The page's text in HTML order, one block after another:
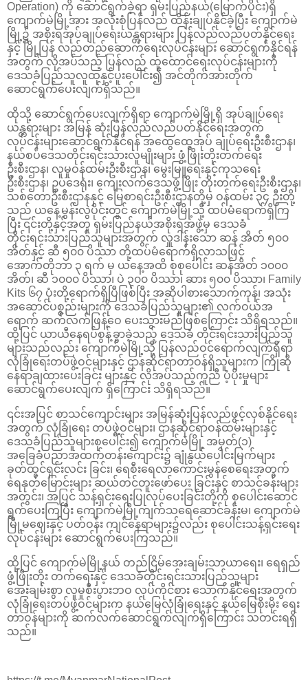
Operation) ကို ဆောင်ရွက်ခဲ့ရာ ရှမ်းပြည်နယ်(မြောက်ပိုင်း)ရှိ
ကျောက်မဲမြို့အား အလုံးစုံပြန်လည် ထိန်းချုပ်နိုင်ခဲ့ပြီး ကျောက်မဲ
မြို့၌ အစိုးရအုပ်ချုပ်ရေးယန္တရားများ ပြန်လည်လည်ပတ်နိုင်ရေး
နှင့် မြို့ပြန် လည်တည်ဆောက်ရေးလုပ်ငန်းများ ဆောင်ရွက်နိုင်ရန်
အတွက် လိုအပ်သည့် ပြန်လည် ထူထောင်ရေးလုပ်ငန်းများကို
ဒေသခံပြည်သူလူထုနှင့်ပူးပေါင်း၍ အင်တိုက်အားတိုက်
ဆောင်ရွက်ပေးလျက်ရှိသည်။
ထိုသို့ ဆောင်ရွက်ပေးလျက်ရှိရာ ကျောက်မဲမြို့ရှိ အုပ်ချုပ်ရေး
ယန္တရားများ အမြန် ဆုံးပြန်လည်လည်ပတ်နိုင်ရေးအတွက်
လုပ်ငန်းများဆောင်ရွက်နိုင်ရန် အထွေထွေအုပ် ချုပ်ရေးဦးစီးဌာန၊
နယ်စပ်ဒေသတိုင်းရင်းသားလူမျိုးများ ဖွံ့ဖြိုးတိုးတက်ရေး
ဦးစီးဌာန၊ လူမှုဝန်ထမ်းဦးစီးဌာန၊ မွေးမြူရေးနှင့်ကုသရေး
ဦးစီးဌာန၊ ဥပဒေရုံး၊ ကျေးလက်ဒေသဖွံ့ဖြိုး တိုးတက်ရေးဦးစီးဌာန၊
သစ်တောဦးစီးဌာနနှင့် မြေစာရင်းဦးစီးဌာနတို့မှ ဝန်ထမ်း ၃၄ ဦးတို့
သည် ယနေ့မွန်းလွဲပိုင်းတွင် ကျောက်မဲမြို့သို့ ထပ်မံရောက်ရှိကြ
ပြီး ၎င်းတို့နှင့်အတူ ရှမ်းပြည်နယ်အစိုးရအဖွဲ့မှ ဒေသခံ
တိုင်းရင်းသားပြည်သူများအတွက် လှူဒါန်းသော ဆန် အိတ် ၅၀၀
အိတ်နှင့် ဆီ ၅၀၀ ပိဿာ တို့ထပ်မံရောက်ရှိလာသဖြင့်
အောက်တိုဘာ ၃ ရက် မှ ယနေ့အထိ စုစုပေါင်း ဆန်အိတ် ၁၀၀၀
အိတ်၊ ဆီ ၁၀၀၀ ပိဿာ၊ ပဲ ၃၀၀ ပိဿာ၊ ဆား ၅၀၀ ပိဿာ၊ Family
Kits ၆၇ ပုံးတို့ရောက်ရှိပြီဖြစ်ပြီး အဆိုပါစားသောက်ကုန်၊ အသုံး
အဆောင်ပစ္စည်းများကို ဒေသခံပြည်သူများ၏ လက်ဝယ်အ
ရောက် ဆက်လက်ဖြန့်ဝေ ပေးသွားမည်ဖြစ်ကြောင်း သိရှိရသည်။
ထို့ပြင် ယာယီနေရပ်စွန့်ခွာခဲ့သည့် ဒေသခံ တိုင်းရင်းသားပြည်သူ
များသည်လည်း ကျောက်မဲမြို့သို့ ပြန်လည်ဝင်ရောက်လျက်ရှိရာ
လုံခြုံရေးတပ်ဖွဲ့ဝင်များနှင့် ဌာနဆိုင်ရာတာဝန်ရှိသူများက ကြိုဆို
နေရာချထားပေးခြင်း များနှင့် လိုအပ်သည့်ကူညီ ပံ့ပိုးမှုများ
ဆောင်ရွက်ပေးလျက် ရှိကြောင်း သိရှိရသည်။
၎င်းအပြင် စာသင်ကျောင်းများ အမြန်ဆုံးပြန်လည်ဖွင့်လှစ်နိုင်ရေး
အတွက် လုံခြုံရေး တပ်ဖွဲ့ဝင်များ၊ ဌာနဆိုင်ရာဝန်ထမ်းများနှင့်
ဒေသခံပြည်သူများစုပေါင်း၍ ကျောက်မဲမြို့ အမှတ်(၁)
အခြေခံပညာအထက်တန်းကျောင်း၌ ချုံနွယ်ပေါင်းမြက်များ
ခုတ်ထွင်ရှင်းလင်း ခြင်း၊ ရေစီးရေလာကောင်းမွန်စေရေးအတွက်
ရေနုတ်မြောင်းများ ဆယ်တင်တူးဖော်ပေး ခြင်းနှင့် စာသင်ခန်းများ
အတွင်း၊ အပြင် သန့်ရှင်းရေးပြုလုပ်ပေးခြင်းတို့ကို စုပေါင်းဆောင်
ရွက်ပေးကြပြီး ကျောက်မဲမြို့ကျက်သရေဆောင်ခန်းမ၊ ကျောက်မဲ
မြို့မဈေးနှင့် ပတ်ဝန်း ကျင်နေရာများ၌လည်း စုပေါင်းသန့်ရှင်းရေး
လုပ်ငန်းများ ဆောင်ရွက်ပေးကြသည်။
ထို့ပြင် ကျောက်မဲမြို့နယ် တည်ငြိမ်အေးချမ်းသာယာရေး၊ ရေရှည်
ဖွံ့ဖြိုးတိုး တက်ရေးနှင့် ဒေသခံတိုင်းရင်းသားပြည်သူများ
အေးချမ်းစွာ လူမှုစီးပွားဘဝ လုပ်ကိုင်စား သောက်နိုင်ရေးအတွက်
လုံခြုံရေးတပ်ဖွဲ့ဝင်များက နယ်မြေလုံခြုံရေးနှင့် နယ်မြေစိုးမိုး ရေး
တာဝန်များကို ဆက်လက်ဆောင်ရွက်လျက်ရှိကြောင်း သတင်းရရှိ
သည်။